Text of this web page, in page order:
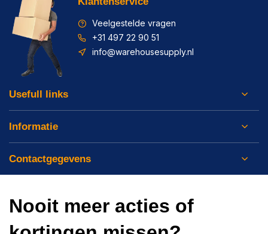
Veelgestelde vragen
+31 497 22 90 51
info@warehousesupply.nl
Usefull links
Informatie
Contactgegevens
Nooit meer acties of